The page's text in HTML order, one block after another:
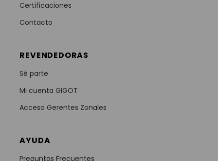
Certificaciones
Contacto
REVENDEDORAS
Sé parte
Mi cuenta GIGOT
Acceso Gerentes Zonales
AYUDA
Preguntas Frecuentes